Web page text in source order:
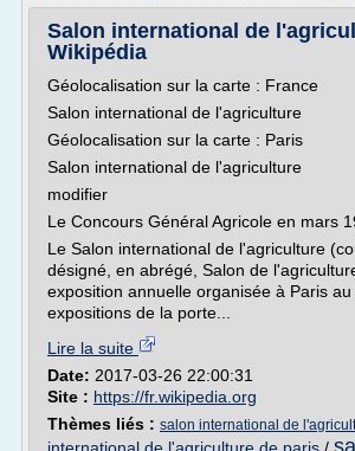
Salon international de
Wikipédia
Géolocalisation sur la carte : France
Salon international de l'agriculture
Géolocalisation sur la carte : Paris
Salon international de l'agriculture
modifier
Le Concours Général Agricole en mars
Le Salon international de l'agriculture
désigné, en abrégé, Salon de
exposition annuelle organisée à Paris
expositions de la porte...
Lire la suite
Date: 2017-03-26 22:00:31
Site : https://fr.wikipedia.org
Thèmes liés : salon international de